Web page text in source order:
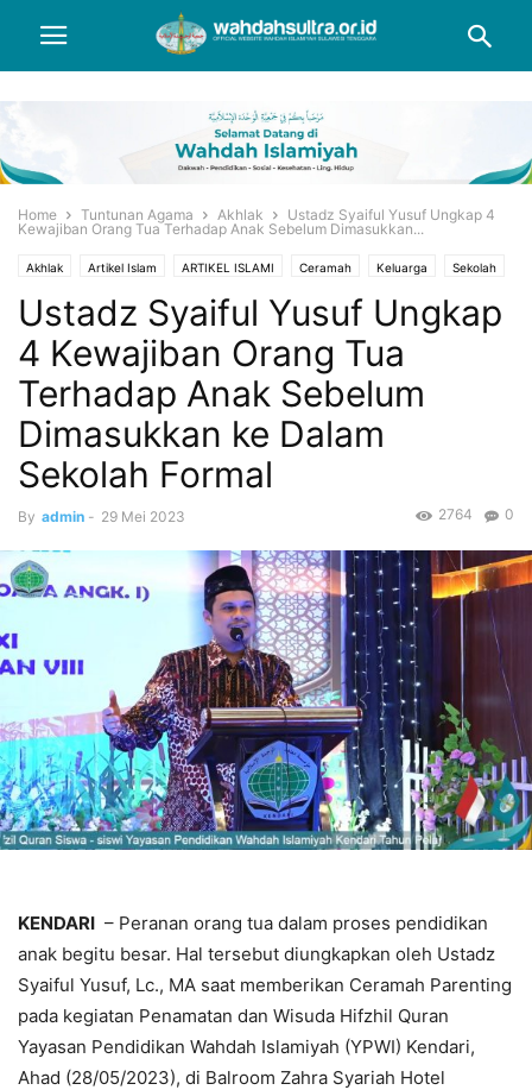
Home Tuntunan Agama Akhlak
Ustadz Syaiful Yusuf Ungkap 4
Kewajiban Orang Tua Terhadap Anak Sebelum Dimasukkan...
Akhlak Artikel Islam ARTIKEL ISLAMI Ceramah Keluarga Sekolah
Wahdah
Ustadz Syaiful Yusuf Ungkap
4 Kewajiban Orang Tua
Terhadap Anak Sebelum
Dimasukkan ke Dalam
Sekolah Formal
By admin - 29 Mei 2023 0
2764
KENDARI – Peranan orang tua dalam proses pendidikan
anak begitu besar. Hal tersebut diungkapkan oleh Ustadz
Syaiful Yusuf, Lc., MA saat memberikan Ceramah Parenting
pada kegiatan Penamatan dan Wisuda Hifzhil Quran
Yayasan Pendidikan Wahdah Islamiyah (YPWI) Kendari,
Ahad (28/05/2023), di Balroom Zahra Syariah Hotel